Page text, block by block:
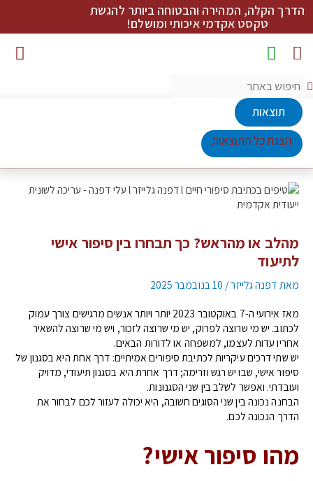
הדרך הקלה, המהירה והבטוחה ביותר להגשת
טקסט אקדמי איכותי ומושלם!
תוצאות
הצגת כל התוצאות
מהלב או מהראש? כך תבחרו בין סיפור אישי
לתיעוד
מאת דפנה גלייזר/ 10 בנובמבר 2025
מאז אירועי ה-7 באוקטובר 2023 יותר ויותר אנשים מרגישים צורך עמוק
לכתוב. יש מי שרוצה לפרוק, יש מי שרוצה לזכור, ויש מי שרוצה להשאיר
אחריו עדות לעצמו, למשפחה או לדורות הבאים.
יש שתי דרכים עיקריות לכתיבת סיפורים אמיתיים: דרך אחת היא בסגנון של
סיפור אישי, שבו יש רגש וזרימה; דרך אחרת היא בסגנון תיעודי, מדויק
ועובדתי. ואפשר לשלב בין שני הסגנונות.
הבחנה נכונה בין שני הסוגים חשובה, היא יכולה לעזור לכם לבחור את
הדרך הנכונה לכם.
מהו סיפור אישי?